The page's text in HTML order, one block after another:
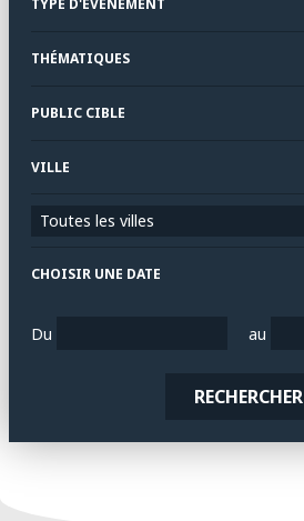
TYPE D'ÉVÉNEMENT
THÉMATIQUES
PUBLIC CIBLE
VILLE
Toutes les villes
CHOISIR UNE DATE
Du au
RECHERCHER